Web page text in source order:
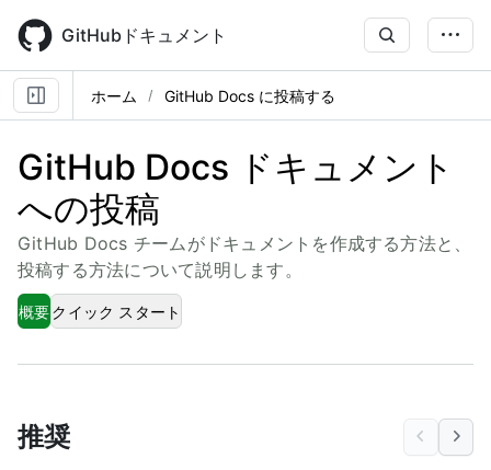
main
content
GitHubドキュメント
ホーム GitHub Docs に投稿する
GitHub Docs ドキュメント
への投稿
GitHub Docs チームがドキュメントを作成する方法と、
投稿する方法について説明します。
概要クイック スタート
推奨